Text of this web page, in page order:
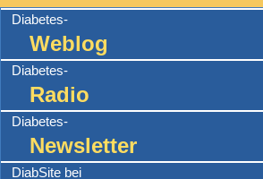
Diabetes-
Weblog
Diabetes-
Radio
Diabetes-
Newsletter
DiabSite bei